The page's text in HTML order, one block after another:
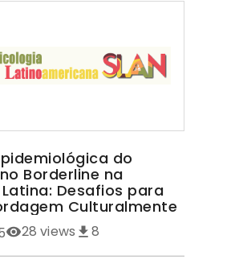
do
Borderline na
Desafios para
Culturalmente
NA AMÉRICA LATINA
28 views 8